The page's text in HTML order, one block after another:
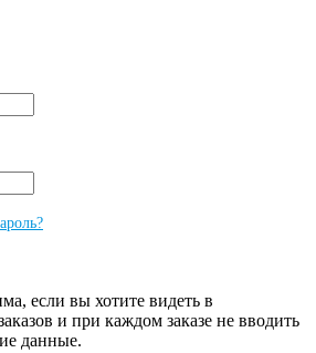
если вы хотите видеть в
и при каждом заказе не вводить
данные.